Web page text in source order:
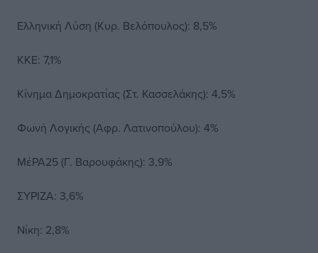
Ελληνική Λύση (Κυρ. Βελόπουλος): 8,5%
ΚΚΕ: 7,1%
Κίνημα Δημοκρατίας (Στ. Κασσελάκης): 4,5%
Φωνή Λογικής (Αφρ. Λατινοπούλου): 4%
ΜέΡΑ25 (Γ. Βαρουφάκης): 3,9%
ΣΥΡΙΖΑ: 3,6%
Νίκη: 2,8%